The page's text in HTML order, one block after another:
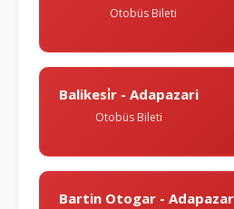
Otobüs Bileti
Balikesi̇r - Adapazari
Otobüs Bileti
Bartin Otogar -